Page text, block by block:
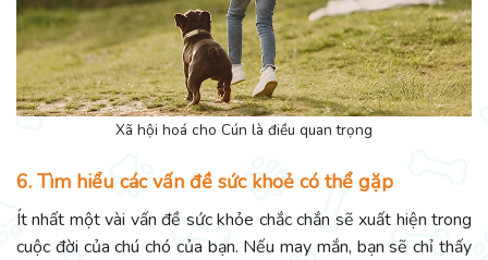
Xã hội hoá cho Cún là điều quan trọng
6. Tìm hiểu các vấn đề sức khoẻ có thể gặp
Ít nhất một vài vấn đề sức khỏe chắc chắn sẽ xuất hiện trong
cuộc đời của chú chó của bạn. Nếu may mắn, bạn sẽ chỉ thấy